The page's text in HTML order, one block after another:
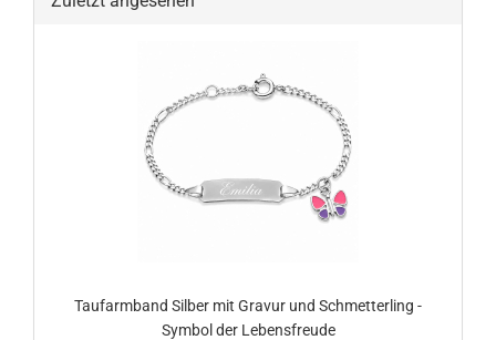
Taufarmband Silber mit Gravur und Schmetterling -
Symbol der Lebensfreude